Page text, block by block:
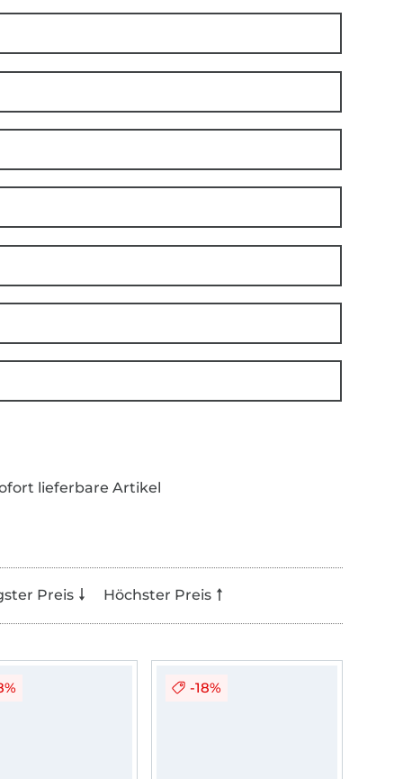
lieferbare Artikel
Preis Höchster Preis
-18%